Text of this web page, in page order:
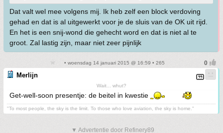
Dat valt wel mee volgens mij. Ik heb zelf een block verdoving
gehad en dat is al uitgewerkt voor je de sluis van de OK uit rijd.
En het is een snij-wond die gehecht word en dat is niet al te
groot. Zal lastig zijn, maar niet zeer pijnlijk
• woensdag 14 januari 2015 @ 16:59 • 265
Merlijn
Wait... whut?
Get-well-soon presentje: de beitel in kwestie
"To most people, the sky is the limit. To those who love aviation, the sky is home."
▼ Advertentie door Refinery89